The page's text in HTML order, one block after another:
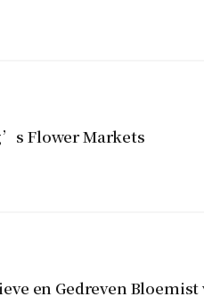
Flower Markets
en Gedreven